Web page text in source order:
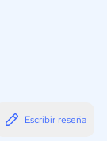
Escribir reseña